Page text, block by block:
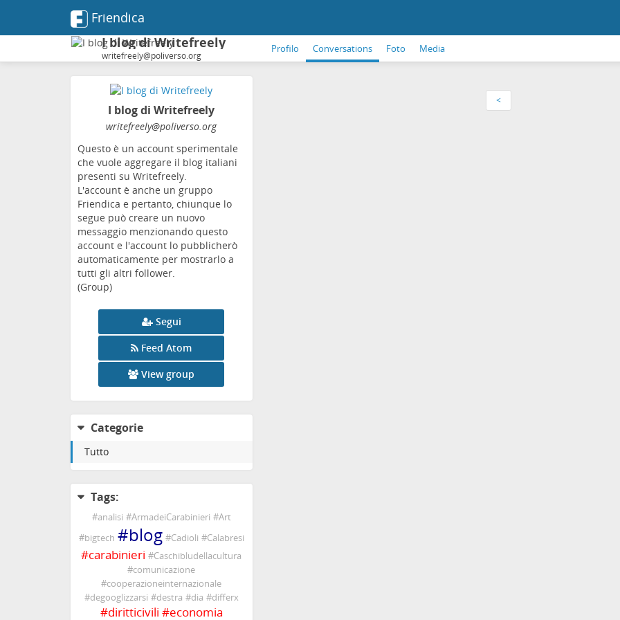
Friendica
I blog di Writefreely
writefreely@poliverso.org
Profilo Conversations Foto Media
I blog di Writefreely
writefreely@poliverso.org
Questo è un account sperimentale
che vuole aggregare il blog italiani
presenti su Writefreely.
L'account è anche un gruppo
Friendica e pertanto, chiunque lo
segue può creare un nuovo
messaggio menzionando questo
account e l'account lo pubblicherò
automaticamente per mostrarlo a
tutti gli altri follower.
(Group)
Segui
Feed Atom
View group
Categorie
Tutto
Tags:
#analisi #ArmadeiCarabinieri #Art
#bigtech #blog #Cadioli #Calabresi
#carabinieri #Caschibludellacultura
#comunicazione
#cooperazioneinternazionale
#degooglizzarsi #destra #dia #differx
#diritticivili #economia
<